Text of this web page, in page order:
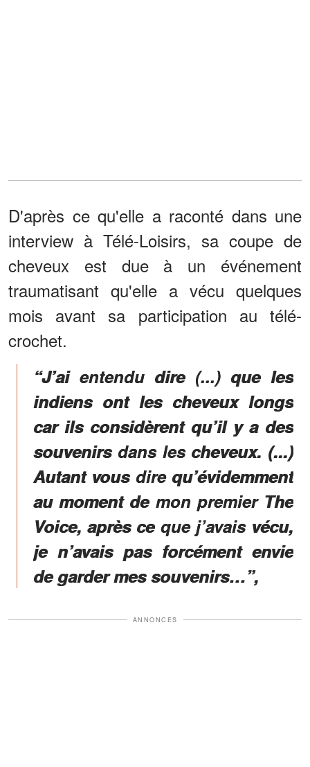
D'après ce qu'elle a raconté dans une
interview à Télé-Loisirs, sa coupe de
cheveux est due à un événement
traumatisant qu'elle a vécu quelques
mois avant sa participation au télé-
crochet.
“J’ai entendu dire (...) que les
indiens ont les cheveux longs
car ils considèrent qu’il y a des
souvenirs dans les cheveux. (...)
Autant vous dire qu’évidemment
au moment de mon premier The
Voice, après ce que j’avais vécu,
je n’avais pas forcément envie
de garder mes souvenirs…”,
ANNONCES